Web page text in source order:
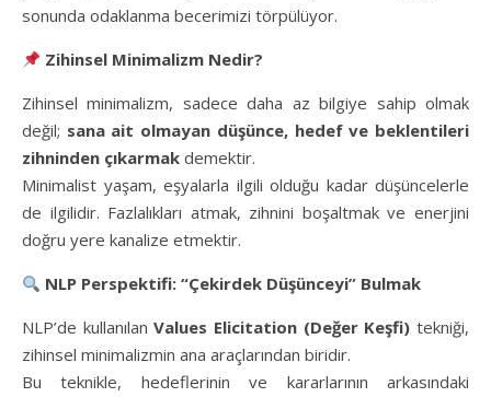
sonunda odaklanma becerimizi törpülüyor.
Zihinsel Minimalizm Nedir?
Zihinsel minimalizm, sadece daha az bilgiye sahip olmak
değil; sana ait olmayan düşünce, hedef ve beklentileri
zihninden çıkarmak demektir.
Minimalist yaşam, eşyalarla ilgili olduğu kadar düşüncelerle
de ilgilidir. Fazlalıkları atmak, zihnini boşaltmak ve enerjini
doğru yere kanalize etmektir.
NLP Perspektifi: “Çekirdek Düşünceyi” Bulmak
NLP’de kullanılanValues Elicitation (Değer Keşfi) tekniği,
zihinsel minimalizmin ana araçlarından biridir.
Bu teknikle, hedeflerinin ve kararlarının arkasındaki